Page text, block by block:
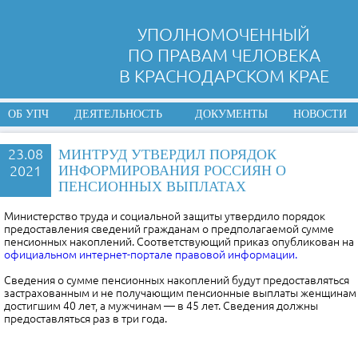
УПОЛНОМОЧЕННЫЙ
ПО ПРАВАМ ЧЕЛОВЕКА
В КРАСНОДАРСКОМ КРАЕ
ОБ УПЧ ДЕЯТЕЛЬНОСТЬ ДОКУМЕНТЫ НОВОСТИ
23.08
2021
МИНТРУД УТВЕРДИЛ ПОРЯДОК
ИНФОРМИРОВАНИЯ РОССИЯН О
ПЕНСИОННЫХ ВЫПЛАТАХ
Министерство труда и социальной защиты утвердило порядок
предоставления сведений гражданам о предполагаемой сумме
пенсионных накоплений. Соответствующий приказ опубликован на
официальном интернет-портале правовой информации.
Сведения о сумме пенсионных накоплений будут предоставляться
застрахованным и не получающим пенсионные выплаты женщинам
достигшим 40 лет, а мужчинам — в 45 лет. Сведения должны
предоставляться раз в три года.